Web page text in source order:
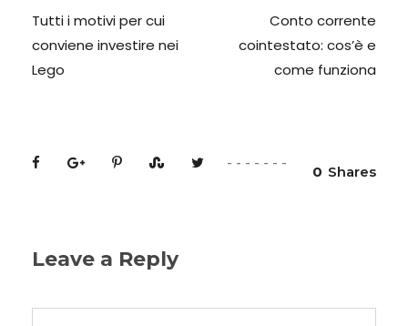
Tutti i motivi per cui
conviene investire nei
Lego
Conto corrente
cointestato: cos’è e
come funziona
0 Shares
Leave a Reply